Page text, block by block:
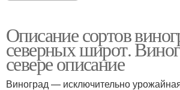
Описание сортов
северных широт.
севере описание
Виноград — исключительно